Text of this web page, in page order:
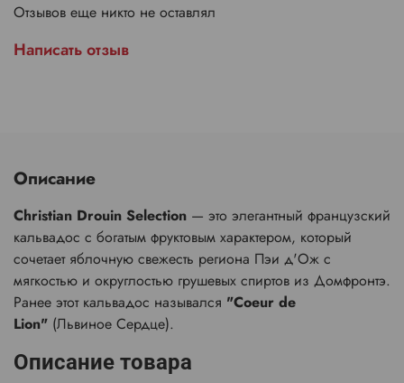
Отзывов еще никто не оставлял
Написать отзыв
Описание
Christian Drouin Selection — это элегантный французский
кальвадос с богатым фруктовым характером, который
сочетает яблочную свежесть региона Пэи д'Ож с
мягкостью и округлостью грушевых спиртов из Домфронтэ.
Ранее этот кальвадос назывался "Coeur de
Lion" (Львиное Сердце).
Описание товара